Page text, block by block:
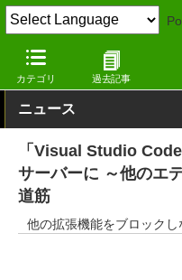
カテゴリ 過去記事
窓の杜 プログラミング
ニュース
「Visual Studio
サーバーに ～他のエ
道筋
他の拡張機能をブロック